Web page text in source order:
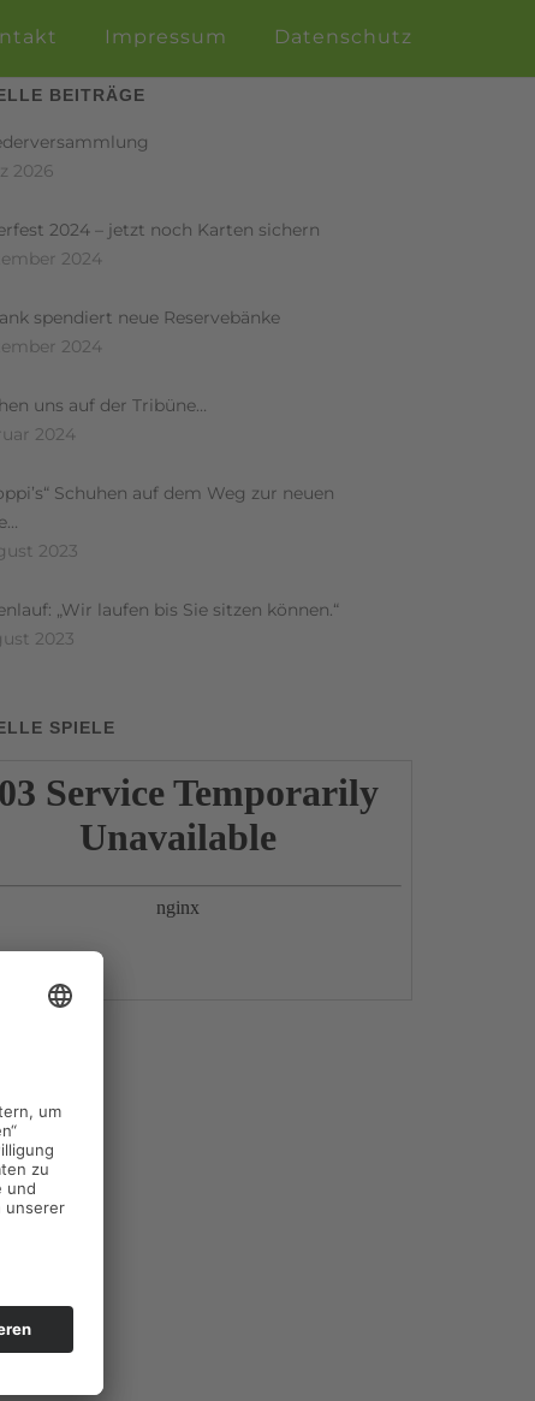
Impressum Datenschutz
BEITRÄGE
2026
2024 – jetzt noch Karten sichern
2024
spendiert neue Reservebänke
2024
uns auf der Tribüne…
2024
Schuhen auf dem Weg zur neuen
2023
„Wir laufen bis Sie sitzen können.“
2023
SPIELE